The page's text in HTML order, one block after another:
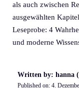
als auch zwischen
ausgewählten
Leseprobe: 4
und moderne
Written by: hanna
Published on: 4.